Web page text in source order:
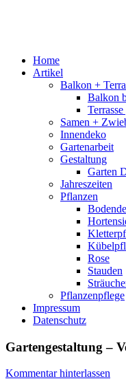
Home
Artikel
Balkon +
Balkon
Samen +
Innendeko
Gartenarbeit
Gestaltung
Garten
Jahreszeiten
Pflanzen
Rose
Stauden
Pflanzenpflege
Impressum
Datenschutz
Gartengestaltung –
Kommentar hinterlassen